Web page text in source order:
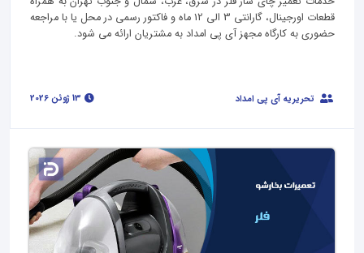
قطعات اورجینال، گارانتی 3 الی 12 ماه و فاکتور رسمی در محل یا با مراجعه
حضوری به کارگاه مجهز آی پی امداد به مشتریان ارائه می شود.
تحریریه آی پی امداد